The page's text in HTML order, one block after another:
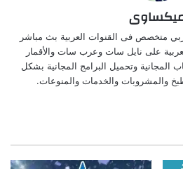
متخصص فى القنوات العربية بث مباشر
على نايل سات وعرب سات والأقمار
المجانية وتحميل البرامج المجانية بشكل
والمشروبات والخدمات والمنوعات.